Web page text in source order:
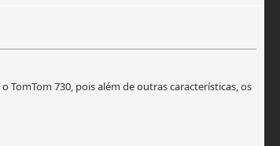
730, pois além de outras características, os